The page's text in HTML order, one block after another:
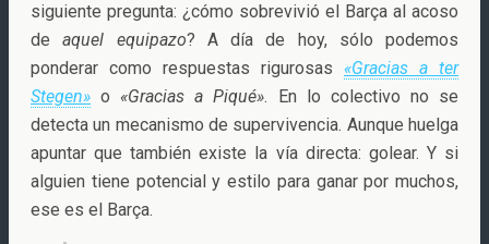
siguiente pregunta: ¿cómo sobrevivió el Barça al acoso
deaquel equipazo? A día de hoy, sólo podemos
ponderar como respuestas rigurosas «Gracias a ter
Stegen» o «Gracias a Piqué». En lo colectivo no se
detecta un mecanismo de supervivencia. Aunque huelga
apuntar que también existe la vía directa: golear. Y si
alguien tiene potencial y estilo para ganar por muchos,
ese es el Barça.